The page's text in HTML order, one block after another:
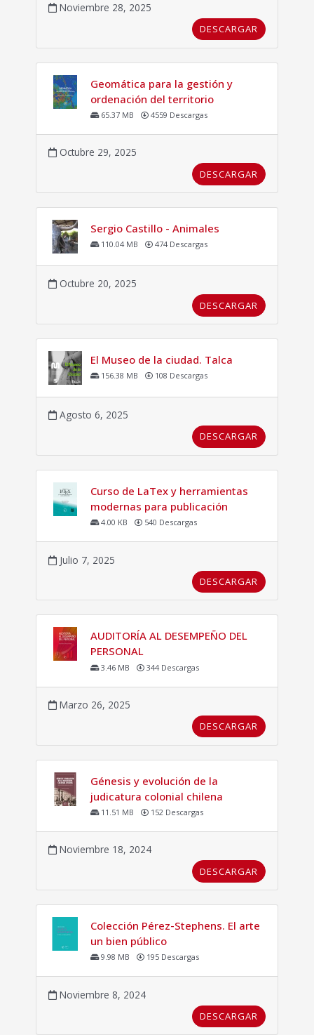
Noviembre 28, 2025
DESCARGAR
Geomática para la gestión y
ordenación del territorio
65.37 MB 4559 Descargas
Octubre 29, 2025
DESCARGAR
Sergio Castillo - Animales
110.04 MB 474 Descargas
Octubre 20, 2025
DESCARGAR
El Museo de la ciudad. Talca
156.38 MB 108 Descargas
Agosto 6, 2025
DESCARGAR
Curso de LaTex y herramientas
modernas para publicación
4.00 KB 540 Descargas
Julio 7, 2025
DESCARGAR
AUDITORÍA AL DESEMPEÑO DEL
PERSONAL
3.46 MB 344 Descargas
Marzo 26, 2025
DESCARGAR
Génesis y evolución de la
judicatura colonial chilena
11.51 MB 152 Descargas
Noviembre 18, 2024
DESCARGAR
Colección Pérez-Stephens. El arte
un bien público
9.98 MB 195 Descargas
Noviembre 8, 2024
DESCARGAR